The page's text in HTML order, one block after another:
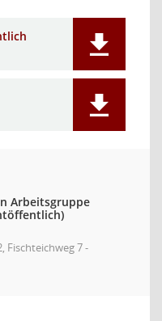
Arbeitsgruppe
Fischteichweg 7 -